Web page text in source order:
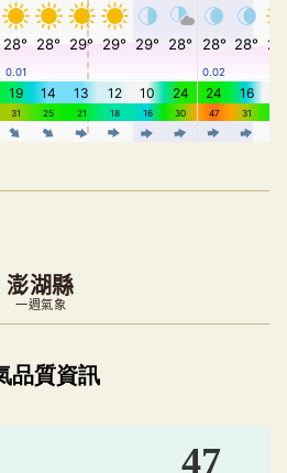
澎湖縣
一週氣象
為視覺預覽，完整即時空